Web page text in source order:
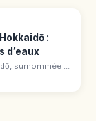
:
d’eaux
surnommée «
Source au